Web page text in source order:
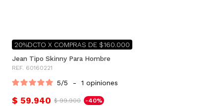
20%DCTO X COMPRAS DE $160.000
Jean Tipo Skinny Para Hombre
REF. 60160221
5/5 - 1 opiniones
$ 59.940 $ 99.900 -40%